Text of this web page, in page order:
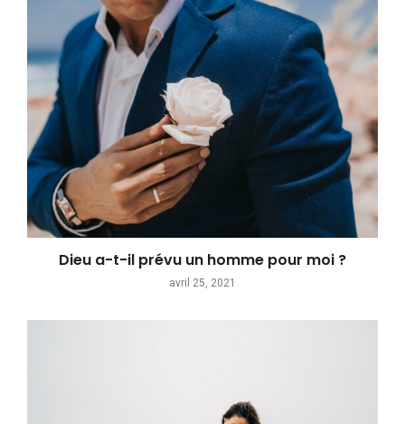
Dieu a-t-il prévu un homme pour moi ?
avril 25, 2021